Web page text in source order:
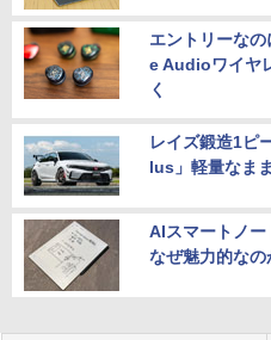
エントリーな
e Audioワイヤ
く
レイズ鍛造1ピ
lus」軽量なま
AIスマートノ
なぜ魅力的なの